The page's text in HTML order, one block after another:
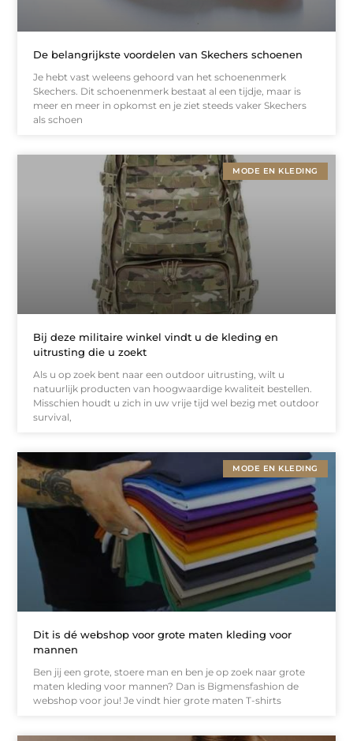
De belangrijkste voordelen van Skechers schoenen
Je hebt vast weleens gehoord van het schoenenmerk
Skechers. Dit schoenenmerk bestaat al een tijdje, maar is
meer en meer in opkomst en je ziet steeds vaker Skechers
als schoen
MODE EN KLEDING
Bij deze militaire winkel vindt u de kleding en
uitrusting die u zoekt
Als u op zoek bent naar een outdoor uitrusting, wilt u
natuurlijk producten van hoogwaardige kwaliteit bestellen.
Misschien houdt u zich in uw vrije tijd wel bezig met outdoor
survival,
MODE EN KLEDING
Dit is dé webshop voor grote maten kleding voor
mannen
Ben jij een grote, stoere man en ben je op zoek naar grote
maten kleding voor mannen? Dan is Bigmensfashion de
webshop voor jou! Je vindt hier grote maten T-shirts